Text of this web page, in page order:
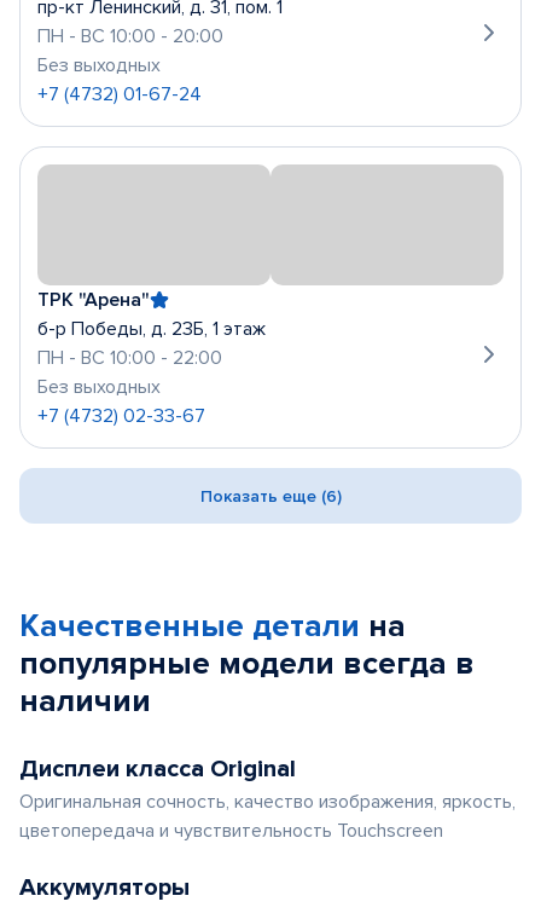
пр-кт Ленинский, д. 31, пом. 1
ПН - ВС 10:00 - 20:00
Без выходных
+7 (4732) 01-67-24
ТРК "Арена"
б-р Победы, д. 23Б, 1 этаж
ПН - ВС 10:00 - 22:00
Без выходных
+7 (4732) 02-33-67
Показать еще (6)
Качественные детали на
популярные модели всегда в
наличии
Дисплеи класса Original
Оригинальная сочность, качество изображения, яркость,
цветопередача и чувствительность Touchscreen
Аккумуляторы